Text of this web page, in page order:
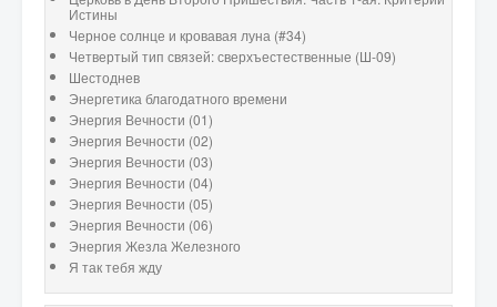
Истины
Черное солнце и кровавая луна (#34)
Четвертый тип связей: сверхъестественные (Ш-09)
Шестоднев
Энергетика благодатного времени
Энергия Вечности (01)
Энергия Вечности (02)
Энергия Вечности (03)
Энергия Вечности (04)
Энергия Вечности (05)
Энергия Вечности (06)
Энергия Жезла Железного
Я так тебя жду